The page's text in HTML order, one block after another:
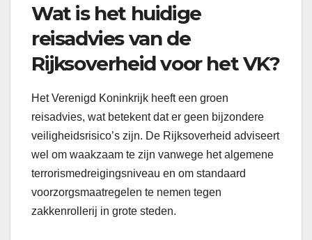
Wat is het huidige
reisadvies van de
Rijksoverheid voor het VK?
Het Verenigd Koninkrijk heeft een groen
reisadvies, wat betekent dat er geen bijzondere
veiligheidsrisico’s zijn. De Rijksoverheid adviseert
wel om waakzaam te zijn vanwege het algemene
terrorismedreigingsniveau en om standaard
voorzorgsmaatregelen te nemen tegen
zakkenrollerij in grote steden.